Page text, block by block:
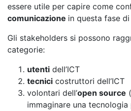
essere utile per capire come
comunicazione in questa fase
Gli stakeholders si possono
categorie:
utenti dell’ICT
tecnici costruttori dell’ICT
volontari dell’open source
immaginare una